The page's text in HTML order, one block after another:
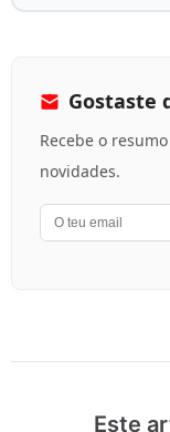
Gostaste
Recebe o
novidades.
Este